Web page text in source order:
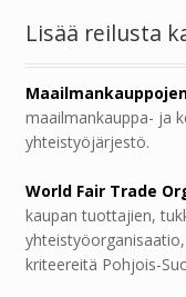
Lisää reilusta
maailmankauppa- ja
yhteistyöjärjestö.
World Fair Trade
kaupan tuottajien,
kriteereitä Pohjois-